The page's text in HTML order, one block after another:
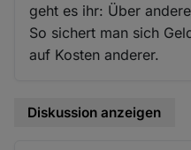
geht es ihr: Über
So sichert man sich
auf Kosten anderer.
Diskussion anzeigen